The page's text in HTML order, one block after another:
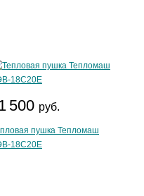
500 руб.
пушка Тепломаш
18С20Е